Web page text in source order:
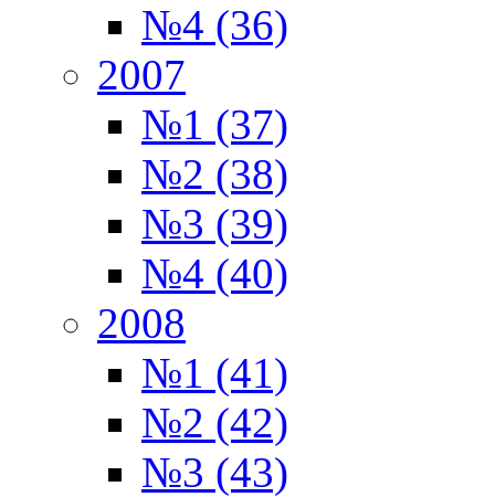
№4 (36)
2007
№1 (37)
№2 (38)
№3 (39)
№4 (40)
2008
№1 (41)
№2 (42)
№3 (43)